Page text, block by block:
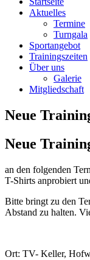
Aktuelles
Termine
Turngala
Sportangebot
Trainingszeiten
Über uns
Galerie
Mitgliedschaft
Neue
Neue
an den folgenden
T-Shirts anprobiert
Bitte bringt zu den
Abstand zu halten.
Ort: TV- Keller,